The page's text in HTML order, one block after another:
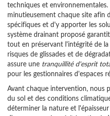
techniques et
minutieusement chaque site afin
spécifiques et d'y apporter les
système drainant proposé
tout en préservant l'intégrité de
risques de glissades et de
assure une tranquillité d'esprit
pour les gestionnaires d'espaces
Avant chaque intervention, nous
du sol et des conditions
déterminer la nature et